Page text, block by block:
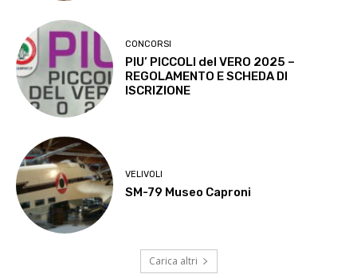
CONCORSI
PIU’ PICCOLI del VERO 2025 –
REGOLAMENTO E SCHEDA DI
ISCRIZIONE
VELIVOLI
SM-79 Museo Caproni
Carica altri